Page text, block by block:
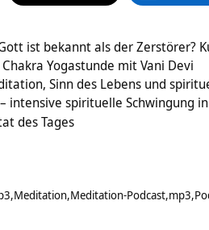
ist bekannt als der Zerstörer?
Chakra Yogastunde mit Vani Devi
Sinn des Lebens und
intensive spirituelle Schwingung
des Tages
Meditation Meditation-Podcast mp3